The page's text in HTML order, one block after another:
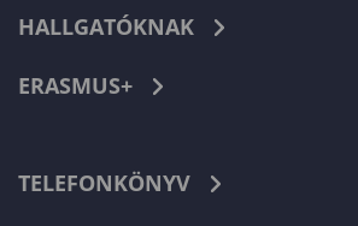
HALLGATÓKNAK
ERASMUS+
TELEFONKÖNYV